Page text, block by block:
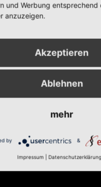
MwSt.
und Werbung entsprechend
anzuzeigen.
Akzeptieren
Ablehnen
mehr
by &
Impressum Datenschutzerklärung